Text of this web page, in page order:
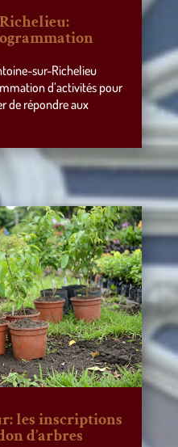
sur-Richelieu
d’activités pour
de répondre aux
les inscriptions
d’arbres